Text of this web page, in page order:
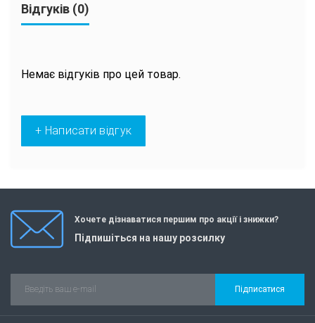
Відгуків (0)
Немає відгуків про цей товар.
+ Написати відгук
Хочете дізнаватися першим про акції і знижки?
Підпишіться на нашу розсилку
Підписатися